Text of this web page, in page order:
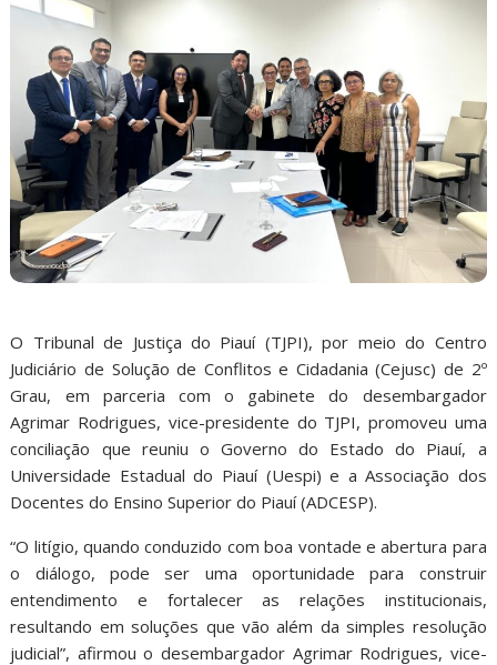
O Tribunal de Justiça do Piauí (TJPI), por meio do Centro
Judiciário de Solução de Conflitos e Cidadania (Cejusc) de 2º
Grau, em parceria com o gabinete do desembargador
Agrimar Rodrigues, vice-presidente do TJPI, promoveu uma
conciliação que reuniu o Governo do Estado do Piauí, a
Universidade Estadual do Piauí (Uespi) e a Associação dos
Docentes do Ensino Superior do Piauí (ADCESP).
“O litígio, quando conduzido com boa vontade e abertura para
o diálogo, pode ser uma oportunidade para construir
entendimento e fortalecer as relações institucionais,
resultando em soluções que vão além da simples resolução
judicial”, afirmou o desembargador Agrimar Rodrigues, vice-